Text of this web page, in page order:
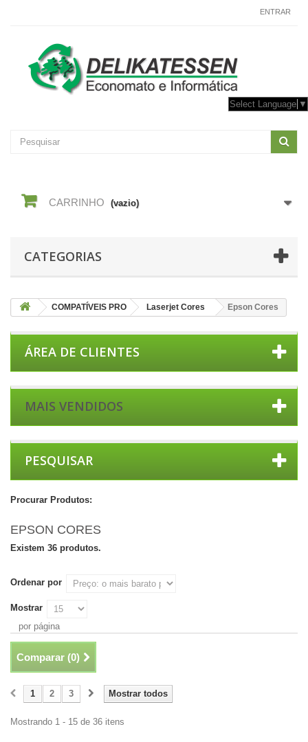
ENTRAR
Select Language ▼
CARRINHO (vazio)
CATEGORIAS
COMPATÍVEIS PRO Laserjet Cores Epson Cores
ÁREA DE CLIENTES
MAIS VENDIDOS
PESQUISAR
Procurar Produtos:
EPSON CORES
Existem 36 produtos.
Ordenar por
Mostrar
por página
Comparar (0)
Mostrar todos
1 2 3
Mostrando 1 - 15 de 36 itens